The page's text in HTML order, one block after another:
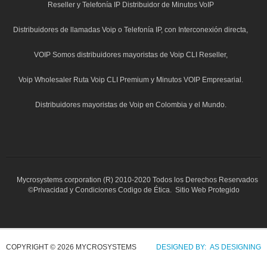
Reseller y Telefonía IP Distribuidor de Minutos VoIP
Distribuidores de llamadas Voip o Telefonía IP, con Interconexión directa,
VOIP Somos distribuidores mayoristas de Voip CLI Reseller,
Voip Wholesaler Ruta Voip CLI Premium y Minutos VOIP Empresarial.
Distribuidores mayoristas de Voip en Colombia y el Mundo.
Mycrosystems corporation (R) 2010-2020 Todos los Derechos Reservados
©Privacidad y Condiciones Codigo de Ética. Sitio Web Protegido
COPYRIGHT © 2026 MYCROSYSTEMS DESIGNED BY: AS DESIGNING